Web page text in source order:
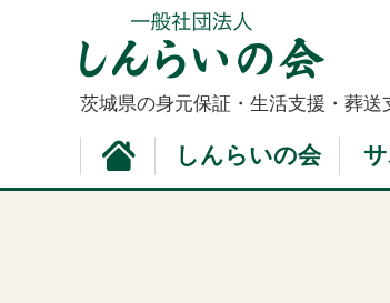
茨城県の身元保証・生活支援・葬送
しんらいの会